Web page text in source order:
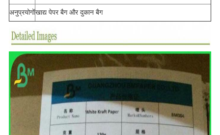
अनुप्रयोगोंखाद्य पेपर बैग और दुकान बैग